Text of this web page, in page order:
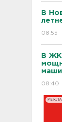
В
08:55
В ЖК
08:40